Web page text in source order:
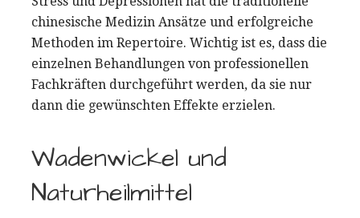
chinesische Medizin Ansätze und erfolgreiche
Methoden im Repertoire. Wichtig ist es, dass die
einzelnen Behandlungen von professionellen
Fachkräften durchgeführt werden, da sie nur
dann die gewünschten Effekte erzielen.
Wadenwickel und
Naturheilmittel